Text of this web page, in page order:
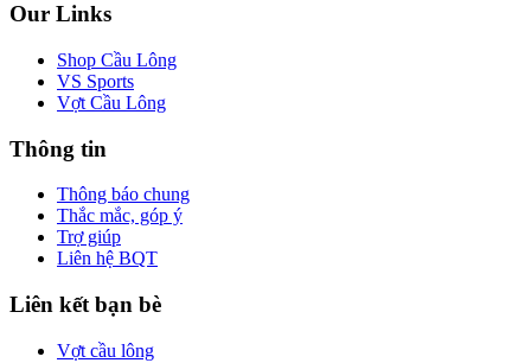
Our Links
Shop Cầu Lông
VS Sports
Vợt Cầu Lông
Thông tin
Thông báo chung
Thắc mắc, góp ý
Trợ giúp
Liên hệ BQT
Liên kết bạn bè
Vợt cầu lông